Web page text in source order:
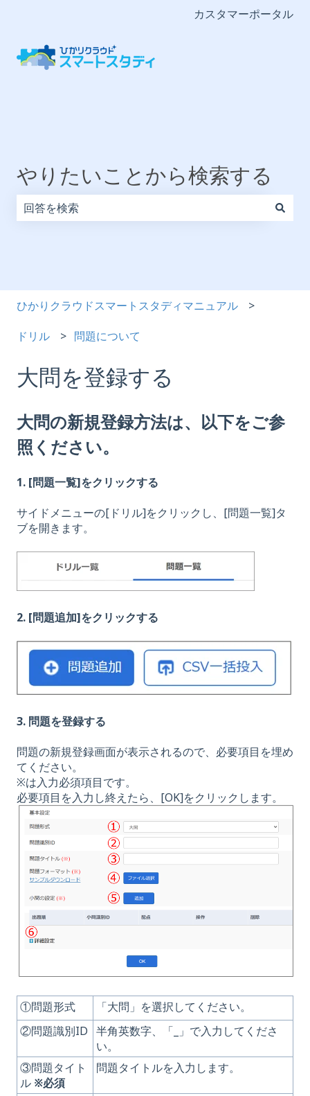
カスタマーポータル
やりたいことから検索する
ひかりクラウドスマートスタディマニュアル
ドリル 問題について
大問を登録する
大問の新規登録方法は、以下をご参
照ください。
1. [問題一覧]をクリックする
サイドメニューの[ドリル]をクリックし、[問題一覧]タ
ブを開きます。
2. [問題追加]をクリックする
3. 問題を登録する
問題の新規登録画面が表示されるので、必要項目を埋め
てください。
※は入力必須項目です。
必要項目を入力し終えたら、[OK]をクリックします。
①問題形式
「大問」を選択してください。
②問題識別ID 半角英数字、「_」で入力してくださ
い。
③問題タイト
ル ※必須
問題タイトルを入力します。